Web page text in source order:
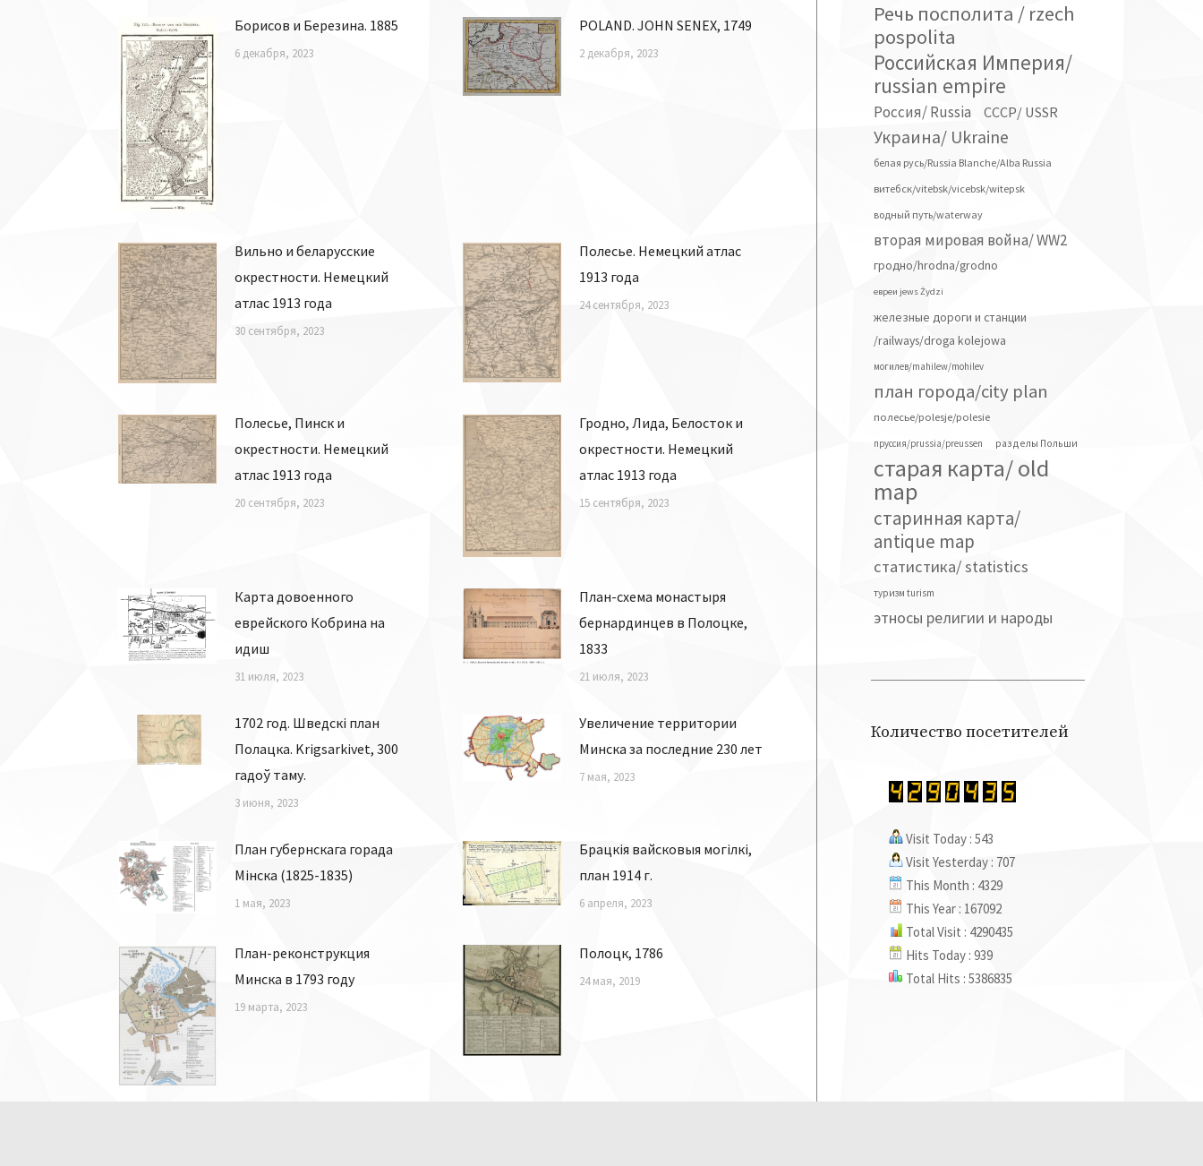
Борисов и Березина. 1885
6 декабря, 2023
POLAND. JOHN SENEX, 1749
2 декабря, 2023
Вильно и беларусские
окрестности. Немецкий
атлас 1913 года
30 сентября, 2023
Полесье. Немецкий атлас
1913 года
24 сентября, 2023
Полесье, Пинск и
окрестности. Немецкий
атлас 1913 года
20 сентября, 2023
Гродно, Лида, Белосток и
окрестности. Немецкий
атлас 1913 года
15 сентября, 2023
Карта довоенного
еврейского Кобрина на
идиш
31 июля, 2023
План-схема монастыря
бернардинцев в Полоцке,
1833
21 июля, 2023
1702 год. Шведскі план
Полацка. Krigsarkivet, 300
гадоў таму.
3 июня, 2023
Увеличение территории
Минска за последние 230 лет
7 мая, 2023
План губернскага горада
Мінска (1825-1835)
1 мая, 2023
Брацкія вайсковыя могілкі,
план 1914 г.
6 апреля, 2023
План-реконструкция
Минска в 1793 году
19 марта, 2023
Полоцк, 1786
24 мая, 2019
Речь посполита / rzech
pospolita
Российская Империя/
russian empire
Россия/ Russia СССР/ USSR
Украина/ Ukraine
белая русь/Russia Blanche/Alba Russia
витебск/vitebsk/vicebsk/witepsk
водный путь/waterway
вторая мировая война/ WW2
гродно/hrodna/grodno
евреи jews Żydzi
железные дороги и станции
/railways/droga kolejowa
могилев/mahilew/mohilev
план города/city plan
полесье/polesje/polesie
пруссия/prussia/preussen разделы Польши
старая карта/ old
map
старинная карта/
antique map
статистика/ statistics
туризм turism
этносы религии и народы
Количество посетителей
Visit Today : 543
Visit Yesterday : 707
This Month : 4329
This Year : 167092
Total Visit : 4290435
Hits Today : 939
Total Hits : 5386835